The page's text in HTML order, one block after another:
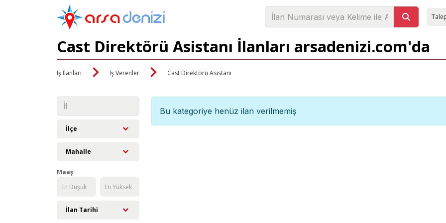
Cast Direktörü Asistanı İlanları arsadenizi.com'da
İş İlanları İş Verenler Cast Direktörü Asistanı
İlçe
Mahalle
Maaş
İlan Tarihi
Bu kategoriye henüz ilan verilmemiş